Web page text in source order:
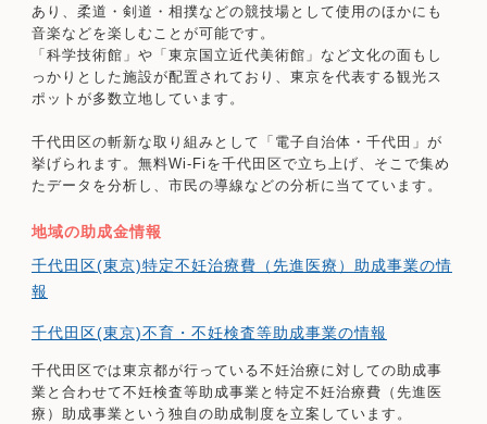
あり、柔道・剣道・相撲などの競技場として使用のほかにも
音楽などを楽しむことが可能です。
「科学技術館」や「東京国立近代美術館」など文化の面もし
っかりとした施設が配置されており、東京を代表する観光ス
ポットが多数立地しています。
千代田区の斬新な取り組みとして「電子自治体・千代田」が
挙げられます。無料Wi-Fiを千代田区で立ち上げ、そこで集め
たデータを分析し、市民の導線などの分析に当てています。
地域の助成金情報
千代田区(東京)特定不妊治療費（先進医療）助成事業の情
報
千代田区(東京)不育・不妊検査等助成事業の情報
千代田区では東京都が行っている不妊治療に対しての助成事
業と合わせて不妊検査等助成事業と特定不妊治療費（先進医
療）助成事業という独自の助成制度を立案しています。